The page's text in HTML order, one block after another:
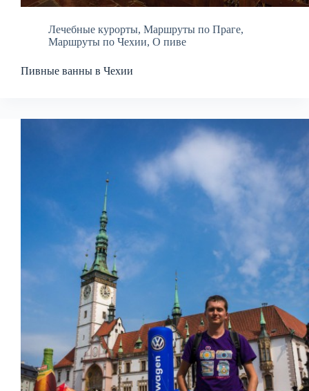
Лечебные курорты, Маршруты по Праге,
Маршруты по Чехии, О пиве
Пивные ванны в Чехии